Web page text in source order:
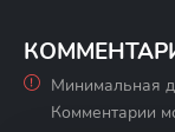
Минимальная
Комментарии